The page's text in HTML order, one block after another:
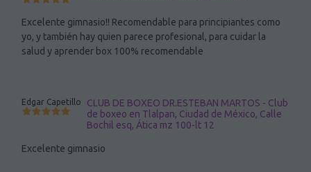
Excelente gimnasio!! Recomendable para principiantes como
yo, y también hay quien parece profesional, para cuidar la
salud y aprender box 100% recomendable
Edgar Capetillo
CLUB DE BOXEO DR.ESTEBAN MARTOS - Club
de boxeo en Tlalpan, Ciudad de México, Calle
Bochil esq, Ática mz 100-lt 12
Excelente gimnasio